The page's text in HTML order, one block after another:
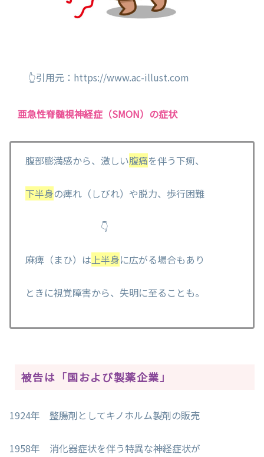
👆引用元：https://www.ac-illust.com
亜急性脊髄視神経症（SMON）の症状
腹部膨満感から、激しい腹痛を伴う下痢、
下半身の痺れ（しびれ）や脱力、歩行困難
👇
麻痺（まひ）は 上半身に広がる場合もあり
ときに視覚障害から、失明に至ることも。
被告は「国および製薬企業」
1924年 整腸剤としてキノホルム製剤の販売
1958年 消化器症状を伴う特異な神経症状が